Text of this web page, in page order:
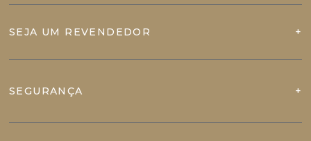
SEJA UM REVENDEDOR
SEGURANÇA